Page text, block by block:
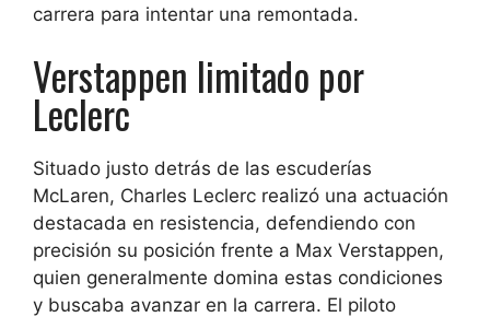
carrera para intentar una remontada.
Verstappen limitado por
Leclerc
Situado justo detrás de las escuderías
McLaren, Charles Leclerc realizó una actuación
destacada en resistencia, defendiendo con
precisión su posición frente a Max Verstappen,
quien generalmente domina estas condiciones
y buscaba avanzar en la carrera. El piloto